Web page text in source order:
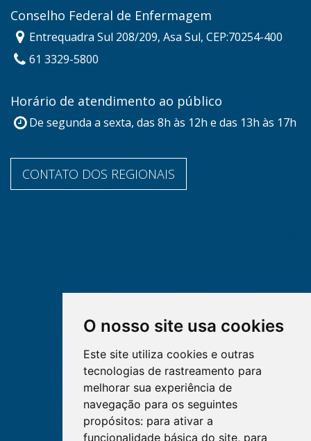
O nosso site usa cookies
Este site utiliza cookies e outras
tecnologias de rastreamento para
melhorar sua experiência de
navegação para os seguintes
propósitos: para ativar a
funcionalidade básica do site, para
Conselho Federal de Enfermagem
Entrequadra Sul 208/209, Asa Sul, CEP:70254-400
61 3329-5800
Horário de atendimento ao público
De segunda a sexta, das 8h às 12h e das 13h às 17h
CONTATO DOS REGIONAIS